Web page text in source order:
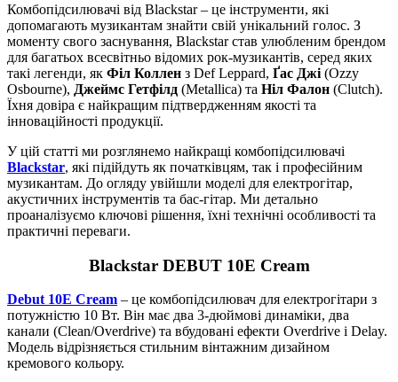
Комбопідсилювачі від Blackstar – це інструменти, які
допомагають музикантам знайти свій унікальний голос. З
моменту свого заснування, Blackstar став улюбленим брендом
для багатьох всесвітньо відомих рок-музикантів, серед яких
такі легенди, як Філ Коллен з Def Leppard, Ґас Джі (Ozzy
Osbourne), Джеймс Гетфілд (Metallica) та Ніл Фалон (Clutch).
Їхня довіра є найкращим підтвердженням якості та
інноваційності продукції.
У цій статті ми розглянемо найкращі комбопідсилювачі
Blackstar, які підійдуть як початківцям, так і професійним
музикантам. До огляду увійшли моделі для електрогітар,
акустичних інструментів та бас-гітар. Ми детально
проаналізуємо ключові рішення, їхні технічні особливості та
практичні переваги.
Blackstar DEBUT 10E Cream
Debut 10E Cream – це комбопідсилювач для електрогітари з
потужністю 10 Вт. Він має два 3-дюймові динаміки, два
канали (Clean/Overdrive) та вбудовані ефекти Overdrive і Delay.
Модель відрізняється стильним вінтажним дизайном
кремового кольору.